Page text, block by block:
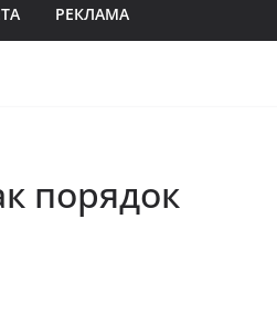
РЕКЛАМА
порядок